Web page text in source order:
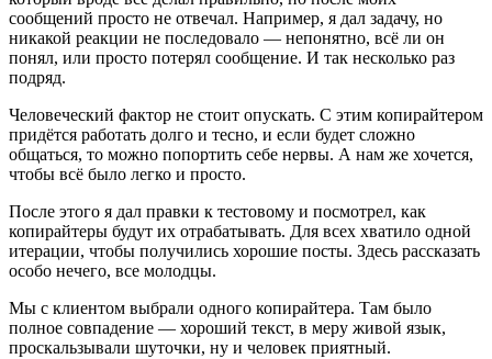
сообщений просто не отвечал. Например, я дал задачу, но
никакой реакции не последовало — непонятно, всё ли он
понял, или просто потерял сообщение. И так несколько раз
подряд.
Человеческий фактор не стоит опускать. С этим копирайтером
придётся работать долго и тесно, и если будет сложно
общаться, то можно попортить себе нервы. А нам же хочется,
чтобы всё было легко и просто.
После этого я дал правки к тестовому и посмотрел, как
копирайтеры будут их отрабатывать. Для всех хватило одной
итерации, чтобы получились хорошие посты. Здесь рассказать
особо нечего, все молодцы.
Мы с клиентом выбрали одного копирайтера. Там было
полное совпадение — хороший текст, в меру живой язык,
проскальзывали шуточки, ну и человек приятный.